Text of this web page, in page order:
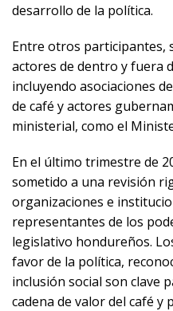
desarrollo de la política.
Entre otros participantes,
actores de dentro y fuera
incluyendo asociaciones
de café y actores
ministerial, como el
En el último trimestre de
sometido a una revisión
organizaciones e
representantes de los
legislativo hondureños.
favor de la política,
inclusión social son clave
cadena de valor del café y